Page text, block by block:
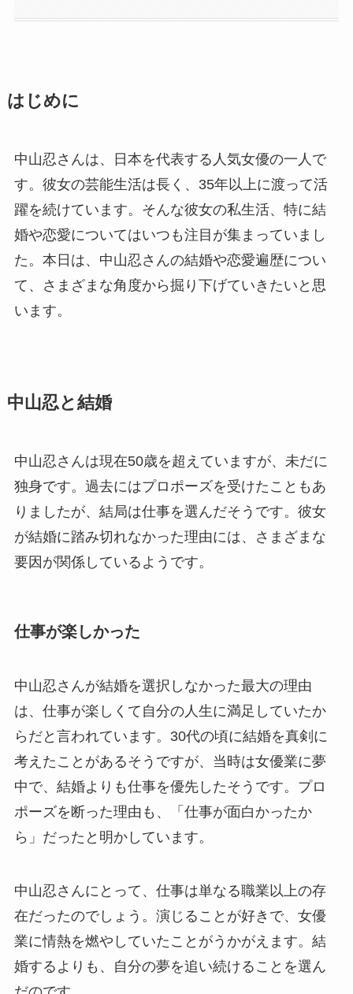
はじめに
中山忍さんは、日本を代表する人気女優の一人で
す。彼女の芸能生活は長く、35年以上に渡って活
躍を続けています。そんな彼女の私生活、特に結
婚や恋愛についてはいつも注目が集まっていまし
た。本日は、中山忍さんの結婚や恋愛遍歴につい
て、さまざまな角度から掘り下げていきたいと思
います。
中山忍と結婚
中山忍さんは現在50歳を超えていますが、未だに
独身です。過去にはプロポーズを受けたこともあ
りましたが、結局は仕事を選んだそうです。彼女
が結婚に踏み切れなかった理由には、さまざまな
要因が関係しているようです。
仕事が楽しかった
中山忍さんが結婚を選択しなかった最大の理由
は、仕事が楽しくて自分の人生に満足していたか
らだと言われています。30代の頃に結婚を真剣に
考えたことがあるそうですが、当時は女優業に夢
中で、結婚よりも仕事を優先したそうです。プロ
ポーズを断った理由も、「仕事が面白かったか
ら」だったと明かしています。
中山忍さんにとって、仕事は単なる職業以上の存
在だったのでしょう。演じることが好きで、女優
業に情熱を燃やしていたことがうかがえます。結
婚するよりも、自分の夢を追い続けることを選ん